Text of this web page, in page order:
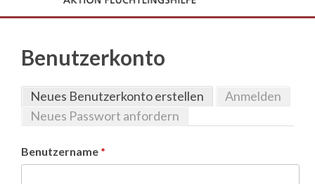
Benutzerkonto
Haupt-Reiter
Neues Benutzerkonto erstellen (aktiver Reiter)
Anmelden
Neues Passwort anfordern
Benutzername *